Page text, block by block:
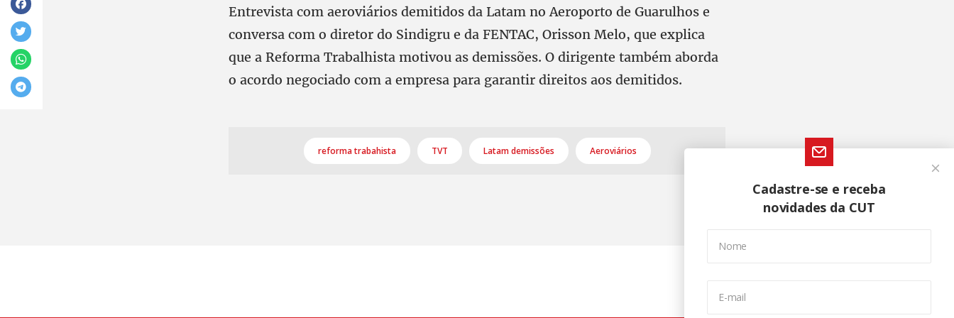
Entrevista com aeroviários demitidos da Latam no Aeroporto de Guarulhos e
conversa com o diretor do Sindigru e da FENTAC, Orisson Melo, que explica
que a Reforma Trabalhista motivou as demissões. O dirigente também aborda
o acordo negociado com a empresa para garantir direitos aos demitidos.
reforma trabahista TVT Latam demissões Aeroviários
Cadastre-se e receba
novidades da CUT
Nome
E-mail